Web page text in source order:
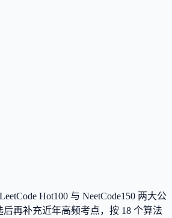
Hot100 与 NeetCode150 两大公
再补充近年高频考点，按 18 个算法